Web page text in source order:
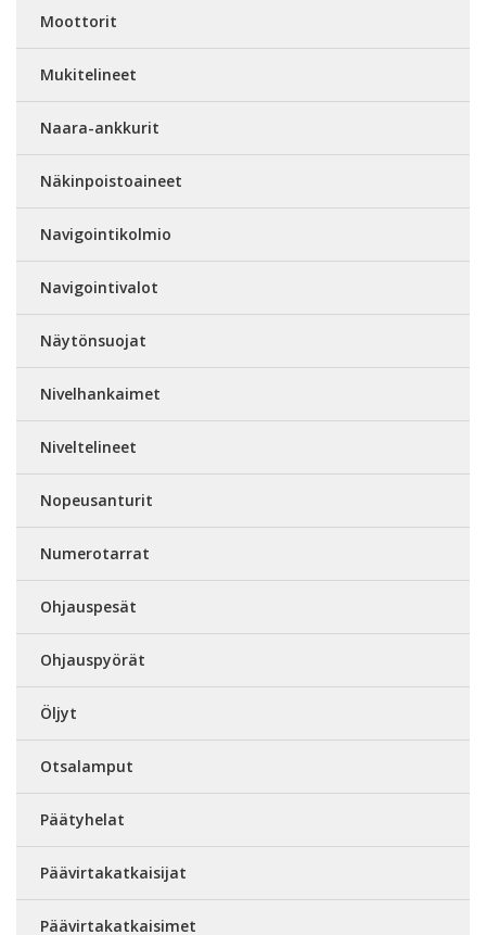
Moottorit
Mukitelineet
Naara-ankkurit
Näkinpoistoaineet
Navigointikolmio
Navigointivalot
Näytönsuojat
Nivelhankaimet
Niveltelineet
Nopeusanturit
Numerotarrat
Ohjauspesät
Ohjauspyörät
Öljyt
Otsalamput
Päätyhelat
Päävirtakatkaisijat
Päävirtakatkaisimet